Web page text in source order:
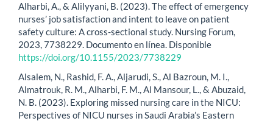
Alharbi, A., & Alilyyani, B. (2023). The effect of emergency
nurses’ job satisfaction and intent to leave on patient
safety culture: A cross-sectional study. Nursing Forum,
2023, 7738229. Documento en línea. Disponible
https://doi.org/10.1155/2023/7738229
Alsalem, N., Rashid, F. A., Aljarudi, S., Al Bazroun, M. I.,
Almatrouk, R. M., Alharbi, F. M., Al Mansour, L., & Abuzaid,
N. B. (2023). Exploring missed nursing care in the NICU:
Perspectives of NICU nurses in Saudi Arabia’s Eastern